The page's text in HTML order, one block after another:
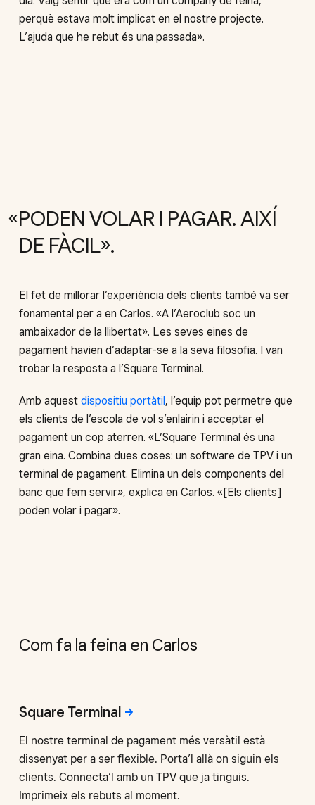
perquè estava molt implicat en el nostre projecte.
L’ajuda que he rebut és una passada».
PODEN VOLAR I PAGAR. AIXÍ
DE FÀCIL
El fet de millorar l’experiència dels clients també va ser
fonamental per a en Carlos. «A l’Aeroclub soc un
ambaixador de la llibertat». Les seves eines de
pagament havien d’adaptar-se a la seva filosofia. I van
trobar la resposta a l’Square Terminal.
Amb aquest dispositiu portàtil , l’equip pot permetre que
els clients de l’escola de vol s’enlairin i acceptar el
pagament un cop aterren. «L’Square Terminal és una
gran eina. Combina dues coses: un software de TPV i un
terminal de pagament. Elimina un dels components del
banc que fem servir», explica en Carlos. «[Els clients]
poden volar i pagar».
Com fa la feina en Carlos
Square Terminal
El nostre terminal de pagament més versàtil està
dissenyat per a ser flexible. Porta’l allà on siguin els
clients. Connecta’l amb un TPV que ja tinguis.
Imprimeix els rebuts al moment.